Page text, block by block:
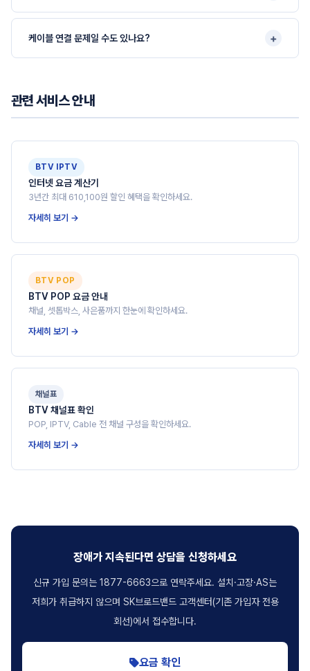
케이블 연결 문제일 수도 있나요? +
관련 서비스 안내
BTV IPTV
인터넷 요금 계산기
3년간 최대 610,100원 할인 혜택을 확인하세요.
자세히 보기 →
BTV POP
BTV POP 요금 안내
채널, 셋톱박스, 사은품까지 한눈에 확인하세요.
자세히 보기 →
채널표
BTV 채널표 확인
POP, IPTV, Cable 전 채널 구성을 확인하세요.
자세히 보기 →
장애가 지속된다면 상담을 신청하세요
신규 가입 문의는 1877-6663으로 연락주세요. 설치·고장·AS는
저희가 취급하지 않으며 SK브로드밴드 고객센터(기존 가입자 전용
회선)에서 접수합니다.
요금 확인